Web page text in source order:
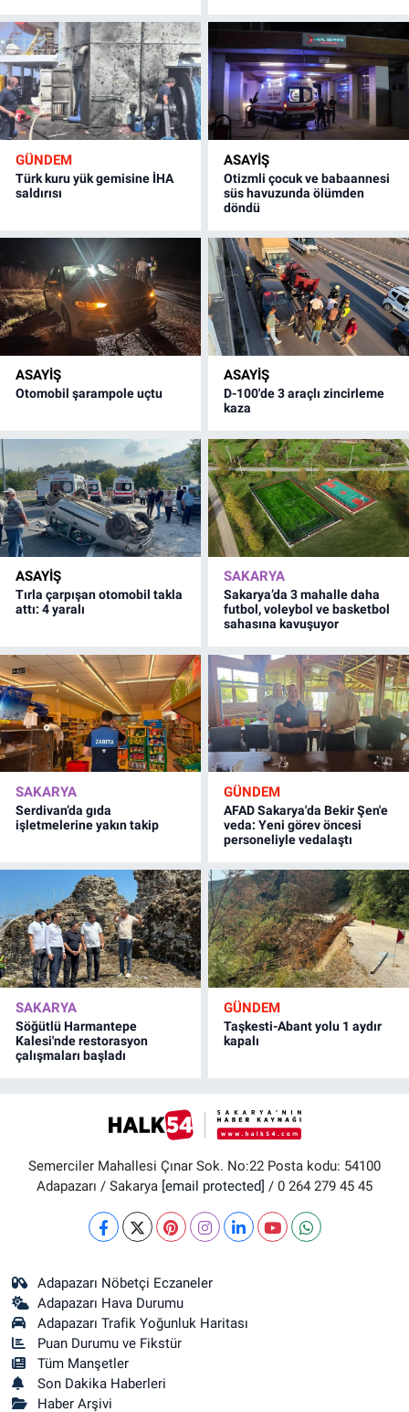
GÜNDEM
Türk kuru yük gemisine İHA
saldırısı
ASAYİŞ
Otizmli çocuk ve babaannesi
süs havuzunda ölümden
döndü
ASAYİŞ
Otomobil şarampole uçtu
ASAYİŞ
D-100'de 3 araçlı zincirleme
kaza
ASAYİŞ
Tırla çarpışan otomobil takla
attı: 4 yaralı
SAKARYA
Sakarya’da 3 mahalle daha
futbol, voleybol ve basketbol
sahasına kavuşuyor
SAKARYA
Serdivan’da gıda
işletmelerine yakın takip
GÜNDEM
AFAD Sakarya'da Bekir Şen'e
veda: Yeni görev öncesi
personeliyle vedalaştı
SAKARYA
Söğütlü Harmantepe
Kalesi'nde restorasyon
çalışmaları başladı
GÜNDEM
Taşkesti-Abant yolu 1 aydır
kapalı
Semerciler Mahallesi Çınar Sok. No:22 Posta kodu: 54100
Adapazarı / Sakarya [email protected] / 0 264 279 45 45
Adapazarı Nöbetçi Eczaneler
Adapazarı Hava Durumu
Adapazarı Trafik Yoğunluk Haritası
Puan Durumu ve Fikstür
Tüm Manşetler
Son Dakika Haberleri
Haber Arşivi